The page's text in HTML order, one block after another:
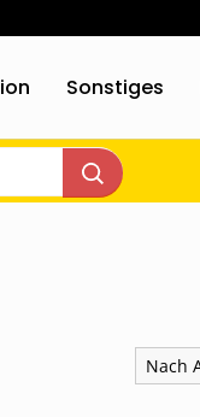
Sonstiges